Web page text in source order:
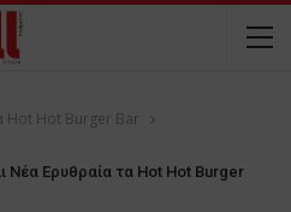
Hot Hot Burger Bar
Νέα Ερυθραία τα Hot Hot Burger